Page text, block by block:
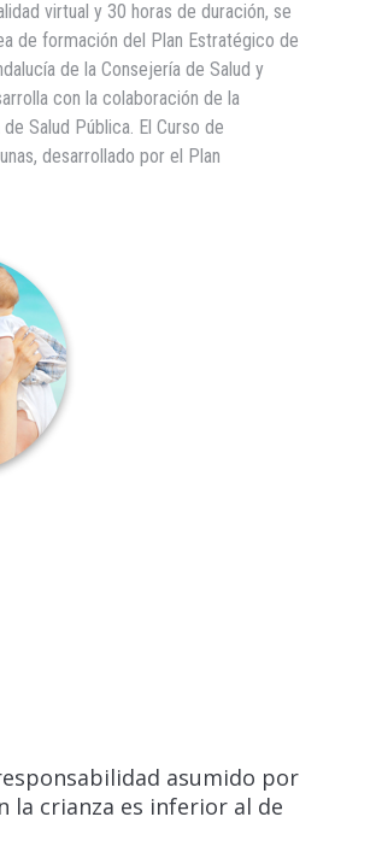
virtual y 30 horas de duración, se
de formación del Plan Estratégico de
de la Consejería de Salud y
con la colaboración de la
Salud Pública. El Curso de
desarrollado por el Plan
asumido por
la crianza es inferior al de